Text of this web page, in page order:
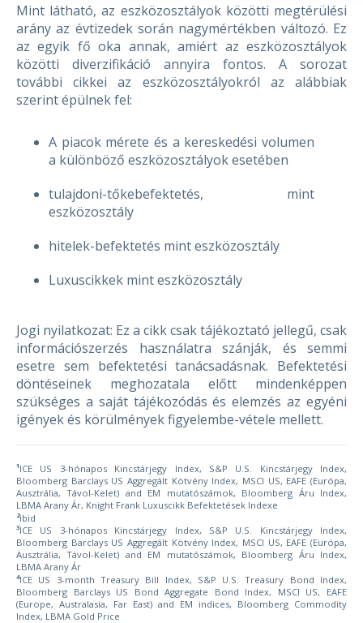
Mint látható, az eszközosztályok közötti megtérülési
arány az évtizedek során nagymértékben változó. Ez
az egyik fő oka annak, amiért az eszközosztályok
közötti diverzifikáció annyira fontos.
A sorozat
további cikkei az eszközosztályokról az alábbiak
szerint épülnek fel:
A piacok mérete és a kereskedési volumen
a különböző eszközosztályok esetében
tulajdoni-tőkebefektetés, mint
eszközosztály
hitelek-befektetés mint eszközosztály
Luxuscikkek mint eszközosztály
Jogi nyilatkozat: Ez a cikk csak tájékoztató jellegű, csak
információszerzés használatra szánják, és semmi
esetre sem befektetési tanácsadásnak. Befektetési
döntéseinek meghozatala előtt mindenképpen
szükséges a saját tájékozódás és elemzés az egyéni
igények és körülmények figyelembe-vétele mellett.
1 ICE US 3-hónapos Kincstárjegy Index, S&P U.S. Kincstárjegy Index,
Bloomberg Barclays US Aggregált Kötvény Index, MSCI US, EAFE (Európa,
Ausztrália, Távol-Kelet) and EM mutatószámok, Bloomberg Áru Index,
LBMA Arany Ár, Knight Frank Luxuscikk Befektetések Indexe
2ibid
3ICE US 3-hónapos Kincstárjegy Index, S&P U.S. Kincstárjegy Index,
Bloomberg Barclays US Aggregált Kötvény Index, MSCI US, EAFE (Európa,
Ausztrália, Távol-Kelet) and EM mutatószámok, Bloomberg Áru Index,
LBMA Arany Ár
4ICE US 3-month Treasury Bill Index, S&P U.S. Treasury Bond Index,
Bloomberg Barclays US Bond Aggregate Bond Index, MSCI US, EAFE
(Europe, Australasia, Far East) and EM indices, Bloomberg Commodity
Index, LBMA Gold Price